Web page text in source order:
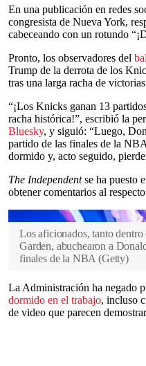
En una publicación en redes
congresista de Nueva York,
cabeceando con un rotundo
Pronto, los observadores del
Trump de la derrota de los
tras una larga racha de
“¡Los Knicks ganan 13
racha histórica!”, escribió la
Bluesky, y siguió: “Luego,
partido de las finales de la
dormido y, acto seguido,
The Independentse ha puesto
obtener comentarios al
Los aficionados, tanto
Garden, abuchearon a
finales de la NBA (Getty)
La Administración ha negado
dormido en el trabajo, incluso
de video que parecen